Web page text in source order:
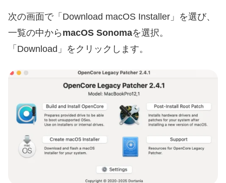
次の画面で「Download macOS Installer」を選び、
一覧の中から macOS Sonomaを選択。
「Download」をクリックします。